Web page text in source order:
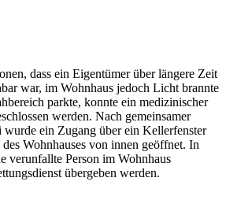
dass ein Eigentümer über längere Zeit
war, im Wohnhaus jedoch Licht brannte
parkte, konnte ein medizinischer
werden. Nach gemeinsamer
ein Zugang über ein Kellerfenster
Wohnhauses von innen geöffnet. In
verunfallte Person im Wohnhaus
übergeben werden.